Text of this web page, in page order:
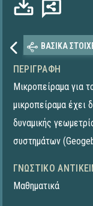
ΒΑΣΙΚΑ
ΠΕΡΙΓΡΑΦΉ
Μικροπείραμα για
μικροπείραμα έχει
δυναμικής
συστημάτων
ΓΝΩΣΤΙΚΌ
Μαθηματικά